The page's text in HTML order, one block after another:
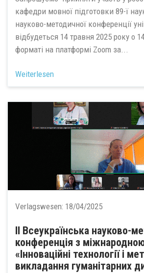
кафедри мовної підготовки 89-ї
науково-методичної конференції
відбудеться 14 травня 2025 року о
форматі на платформі Zoom за...
Weiterlesen
Verlagswesen: 18/04/2025
ІІ Всеукраїнська науково-
конференція з
«Інноваційні технології і
викладання гуманітарних